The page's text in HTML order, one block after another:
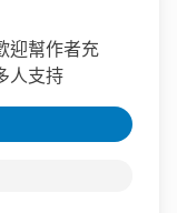
迎幫作者充
人支持